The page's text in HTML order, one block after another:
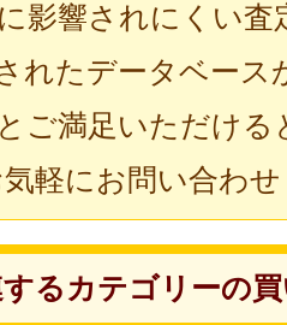
影響されにくい査
れたデータベース
ご満足いただける
軽にお問い合わ
るカテゴリーの